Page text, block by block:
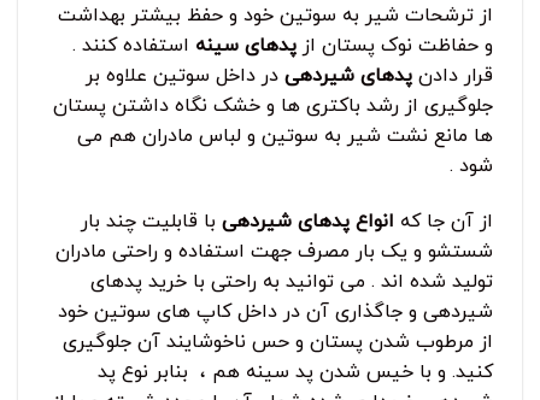
از ترشحات شیر به سوتین خود و حفظ بیشتر بهداشت
و حفاظت نوک پستان از پدهای سینه استفاده کنند .
قرار دادن پدهای شیردهی در داخل سوتین علاوه بر
جلوگیری از رشد باکتری ها و خشک نگاه داشتن پستان
ها مانع نشت شیر به سوتین و لباس مادران هم می
شود .
از آن جا که انواع پدهای شیردهی با قابلیت چند بار
شستشو و یک بار مصرف جهت استفاده و راحتی مادران
تولید شده اند . می توانید به راحتی با خرید پدهای
شیردهی و جاگذاری آن در داخل کاپ های سوتین خود
از مرطوب شدن پستان و حس ناخوشایند آن جلوگیری
کنید. و با خیس شدن پد سینه هم ، بنابر نوع پد